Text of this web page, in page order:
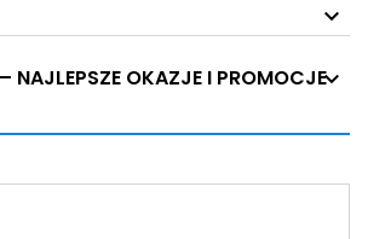
NAJLEPSZE OKAZJE I PROMOCJE